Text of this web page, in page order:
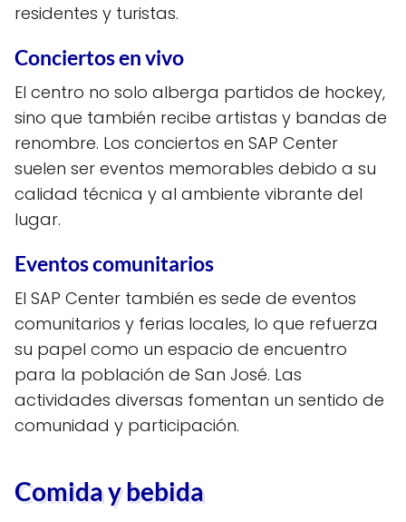
residentes y turistas.
Conciertos en vivo
El centro no solo alberga partidos de hockey,
sino que también recibe artistas y bandas de
renombre. Los conciertos en SAP Center
suelen ser eventos memorables debido a su
calidad técnica y al ambiente vibrante del
lugar.
Eventos comunitarios
El SAP Center también es sede de eventos
comunitarios y ferias locales, lo que refuerza
su papel como un espacio de encuentro
para la población de San José. Las
actividades diversas fomentan un sentido de
comunidad y participación.
Comida y bebida